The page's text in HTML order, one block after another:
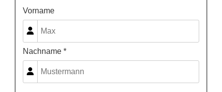
Vorname
Nachname *